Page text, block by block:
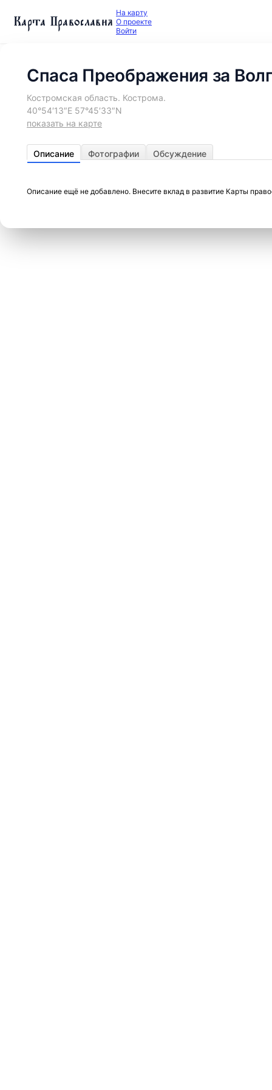
Карта Православия На карту
О проекте
Войти
Спаса Преображения за
Костромская область. Кострома.
40°54′13″E 57°45′33″N
показать на карте
Описание Фотографии Обсуждение
Описание ещё не добавлено. Внесите вклад в развитие Карты